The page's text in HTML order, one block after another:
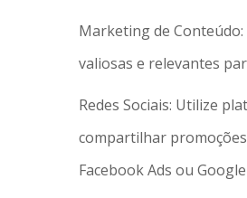
Marketing de
valiosas e relevantes
Redes Sociais: Utilize
compartilhar
Facebook Ads ou